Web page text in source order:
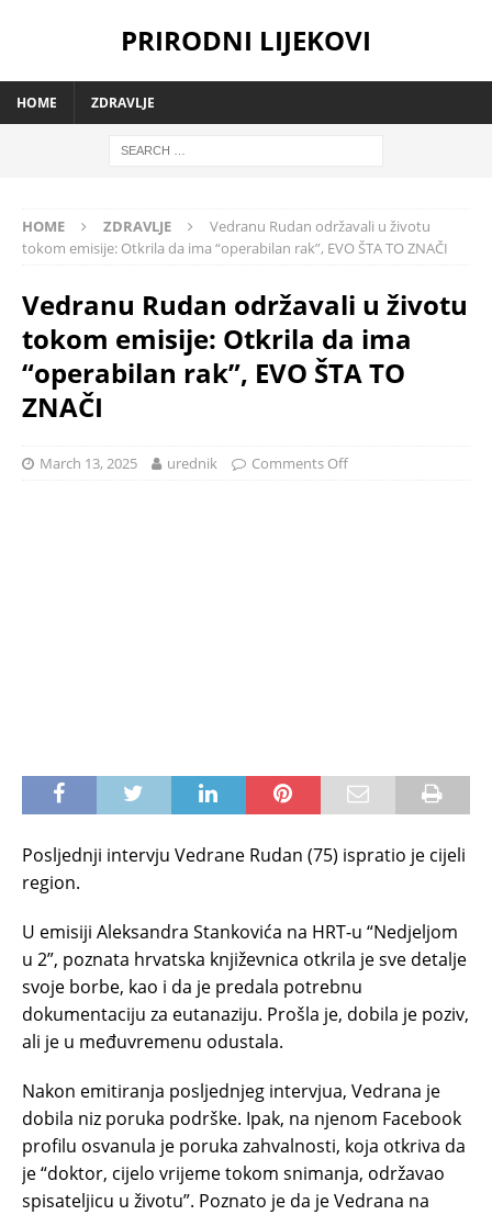
PRIRODNI LIJEKOVI
HOME ZDRAVLJE
HOME ZDRAVLJE
Vedranu Rudan održavali u životu
tokom emisije: Otkrila da ima “operabilan rak”, EVO ŠTA TO ZNAČI
Vedranu Rudan održavali u životu
tokom emisije: Otkrila da ima
“operabilan rak”, EVO ŠTA TO
ZNAČI
March 13, 2025 urednik Comments Off
Posljednji intervju Vedrane Rudan (75) ispratio je cijeli
region.
U emisiji Aleksandra Stankovića na HRT-u “Nedjeljom
u 2”, poznata hrvatska književnica otkrila je sve detalje
svoje borbe, kao i da je predala potrebnu
dokumentaciju za eutanaziju. Prošla je, dobila je poziv,
ali je u međuvremenu odustala.
Nakon emitiranja posljednjeg intervjua, Vedrana je
dobila niz poruka podrške. Ipak, na njenom Facebook
profilu osvanula je poruka zahvalnosti, koja otkriva da
je “doktor, cijelo vrijeme tokom snimanja, održavao
spisateljicu u životu”. Poznato je da je Vedrana na